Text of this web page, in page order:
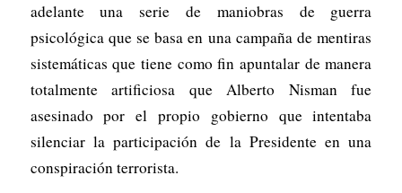
adelante una serie de maniobras de guerra
psicológica que se basa en una campaña de mentiras
sistemáticas que tiene como fin apuntalar de manera
totalmente artificiosa que Alberto Nisman fue
asesinado por el propio gobierno que intentaba
silenciar la participación de la Presidente en una
conspiración terrorista.